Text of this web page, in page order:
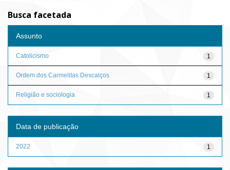
Busca facetada
Assunto
1
Catolicismo
1
Ordem dos Carmelitas Descalços
1
Religião e sociologia
Data de publicação
1
2022